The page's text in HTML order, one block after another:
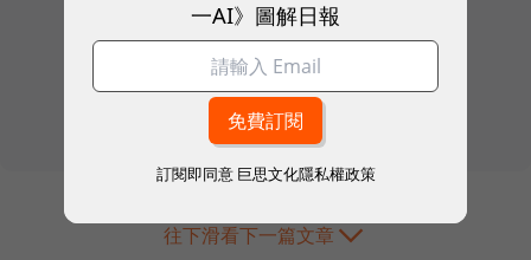
往下滑看下一篇文章
一AI》圖解日報
訂閱即同意 巨思文化隱私權政策